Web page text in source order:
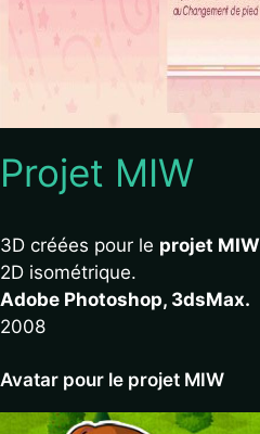
Projet MIW
3D créées pour le projet MIW
2D isométrique.
Adobe Photoshop, 3dsMax.
2008
Avatar pour le projet MIW